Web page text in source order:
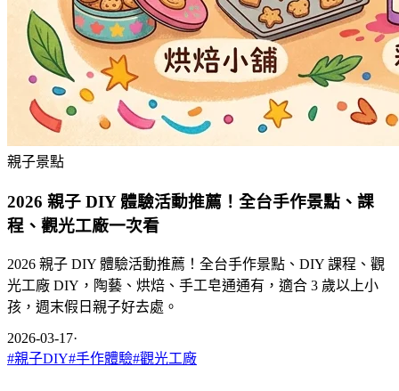
親子景點
2026 親子 DIY 體驗活動推薦！全台手作景點、課
程、觀光工廠一次看
2026 親子 DIY 體驗活動推薦！全台手作景點、DIY 課程、觀
光工廠 DIY，陶藝、烘焙、手工皂通通有，適合 3 歲以上小
孩，週末假日親子好去處。
2026-03-17·
#親子DIY#手作體驗#觀光工廠